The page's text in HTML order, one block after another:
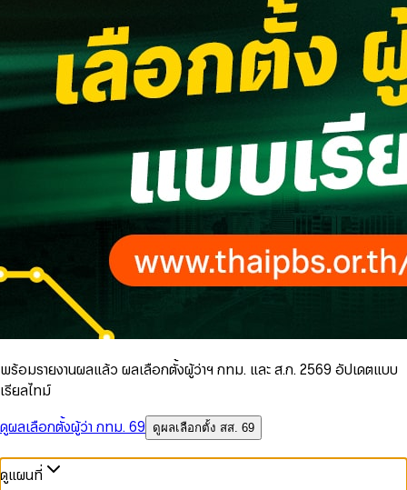
พร้อมรายงานผลแล้ว ผลเลือกตั้งผู้ว่าฯ กทม. และ ส.ก. 2569 อัปเดตแบบ
เรียลไทม์
ดูผลเลือกตั้งผู้ว่า กทม. 69
ดูผลเลือกตั้ง สส. 69
ดูแผนที่